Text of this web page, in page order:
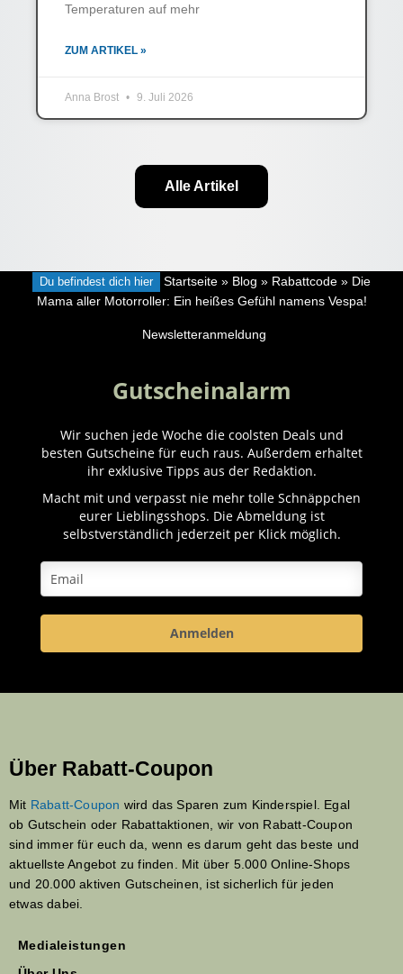
Temperaturen auf mehr
ZUM ARTIKEL »
Anna Brost 9. Juli 2026
Alle Artikel
Du befindest dich hier Startseite » Blog » Rabattcode » Die
Mama aller Motorroller: Ein heißes Gefühl namens Vespa!
Newsletteranmeldung
Gutscheinalarm
Wir suchen jede Woche die coolsten Deals und
besten Gutscheine für euch raus. Außerdem erhaltet
ihr exklusive Tipps aus der Redaktion.
Macht mit und verpasst nie mehr tolle Schnäppchen
eurer Lieblingsshops. Die Abmeldung ist
selbstverständlich jederzeit per Klick möglich.
Anmelden
Über Rabatt-Coupon
Mit Rabatt-Coupon wird das Sparen zum Kinderspiel. Egal
ob Gutschein oder Rabattaktionen, wir von Rabatt-Coupon
sind immer für euch da, wenn es darum geht das beste und
aktuellste Angebot zu finden. Mit über 5.000 Online-Shops
und 20.000 aktiven Gutscheinen, ist sicherlich für jeden
etwas dabei.
Medialeistungen